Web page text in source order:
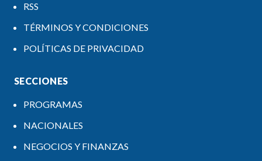
RSS
TÉRMINOS Y CONDICIONES
POLÍTICAS DE PRIVACIDAD
SECCIONES
PROGRAMAS
NACIONALES
NEGOCIOS Y FINANZAS